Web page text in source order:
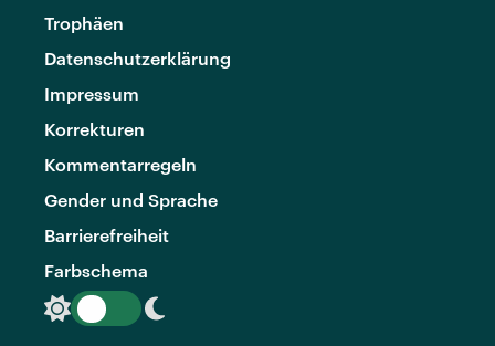
Trophäen
Datenschutzerklärung
Impressum
Korrekturen
Kommentarregeln
Gender und Sprache
Barrierefreiheit
Farbschema